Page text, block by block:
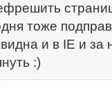
тоже
и в IE и за
:)